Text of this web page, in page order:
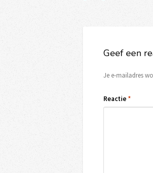
Geef een
Je e-mailadres
Reactie*